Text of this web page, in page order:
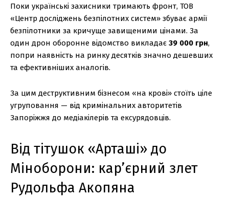
Поки українські захисники тримають фронт, ТОВ
«Центр досліджень безпілотних систем» збуває армії
безпілотники за кричуще завищеними цінами. За
один дрон оборонне відомство викладає 39 000 грн,
попри наявність на ринку десятків значно дешевших
та ефективніших аналогів.
За цим деструктивним бізнесом «на крові» стоїть ціле
угруповання — від кримінальних авторитетів
Запоріжжя до медіакілерів та ексурядовців.
Від тітушок «Арташі» до
Міноборони: кар’єрний злет
Рудольфа Акопяна